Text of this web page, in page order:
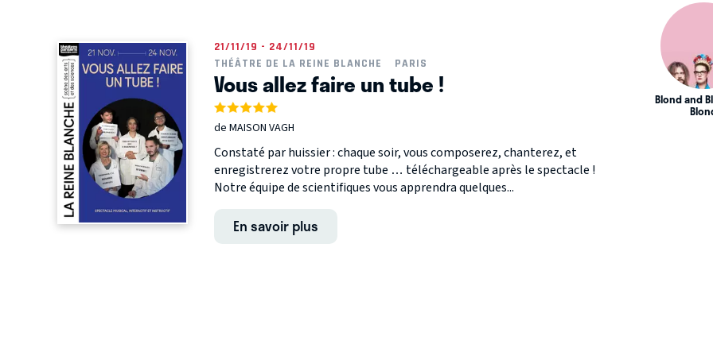
21/11/19 - 24/11/19
THÉÂTRE DE LA REINE BLANCHE
PARIS
Vous allez faire un tube !
de MAISON VAGH
Constaté par huissier : chaque soir, vous composerez, chanterez, et
enregistrerez votre propre tube … téléchargeable après le spectacle !
Notre équipe de scientifiques vous apprendra quelques...
En savoir plus
Blond and